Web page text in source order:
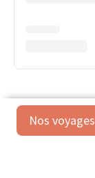
Nos voyages